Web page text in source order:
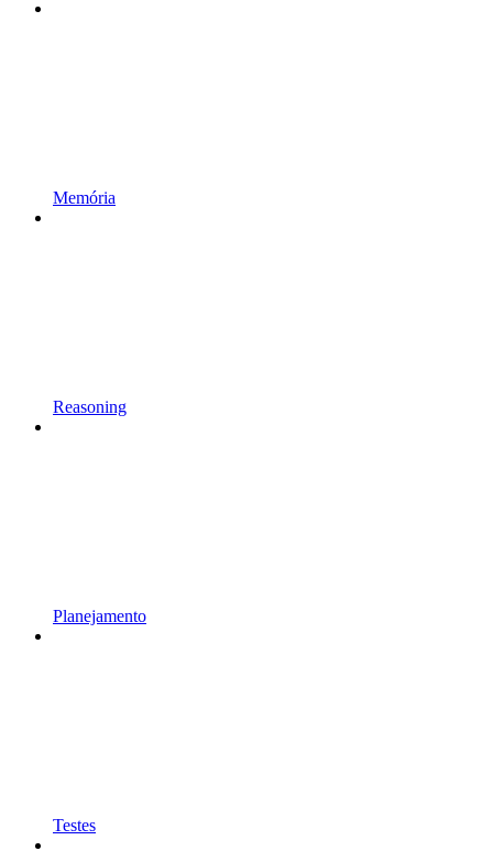
Memória
Reasoning
Planejamento
Testes